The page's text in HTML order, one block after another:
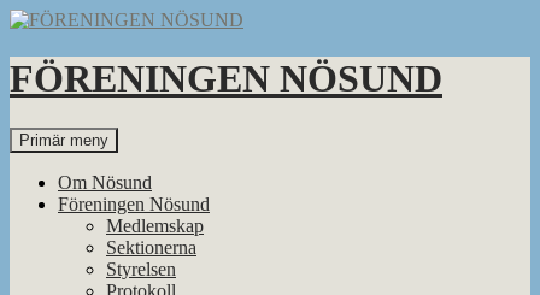
Hoppa
innehåll
FÖRENINGEN NÖSUND
Sök
Primär meny
Om Nösund
Föreningen Nösund
Medlemskap
Sektionerna
Styrelsen
Protokoll